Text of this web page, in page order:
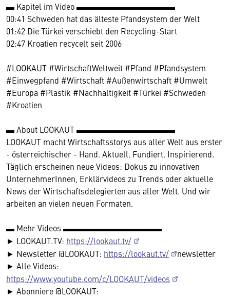
▬ Kapitel im Video ▬▬▬▬▬▬▬▬▬▬▬▬
00:41 Schweden hat das älteste Pfandsystem der Welt
01:42 Die Türkei verschiebt den Recycling-Start
02:47 Kroatien recycelt seit 2006
#LOOKAUT #WirtschaftWeltweit #Pfand #Pfandsystem
#Einwegpfand #Wirtschaft #Außenwirtschaft #Umwelt
#Europa #Plastik #Nachhaltigkeit #Türkei #Schweden
#Kroatien
▬ About LOOKAUT ▬▬▬▬▬▬▬▬▬▬▬▬
LOOKAUT macht Wirtschaftsstorys aus aller Welt aus erster
- österreichischer - Hand. Aktuell. Fundiert. Inspirierend.
Täglich erscheinen neue Videos: Dokus zu innovativen
UnternehmerInnen, Erklärvideos zu Trends oder aktuelle
News der Wirtschaftsdelegierten aus aller Welt. Und wir
arbeiten an vielen neuen Formaten.
▬ Mehr Videos ▬▬▬▬▬▬▬▬▬▬▬▬
► LOOKAUT.TV: https://lookaut.tv/
► Newsletter @LOOKAUT: https://lookaut.tv/
newsletter
► Alle Videos:
https://www.youtube.com/c/LOOKAUT/videos
► Abonniere @LOOKAUT: